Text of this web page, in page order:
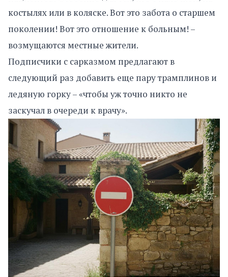
костылях или в коляске. Вот это забота о старшем
поколении! Вот это отношение к больным! –
возмущаются местные жители.
Подписчики с сарказмом предлагают в
следующий раз добавить еще пару трамплинов и
ледяную горку – «чтобы уж точно никто не
заскучал в очереди к врачу».